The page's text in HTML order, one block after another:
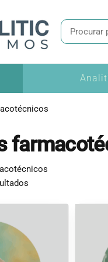
Analitic
de
precisão